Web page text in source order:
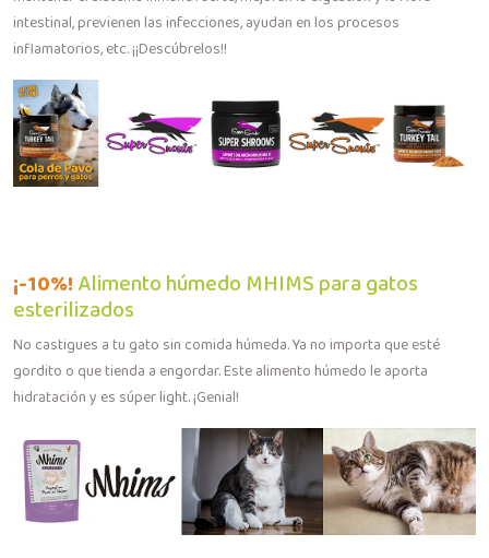
intestinal, previenen las infecciones, ayudan en los procesos
inflamatorios, etc. ¡¡Descúbrelos!!
¡-10%!Alimento húmedo MHIMS para gatos
esterilizados
No castigues a tu gato sin comida húmeda. Ya no importa que esté
gordito o que tienda a engordar. Este alimento húmedo le aporta
hidratación y es súper light. ¡Genial!